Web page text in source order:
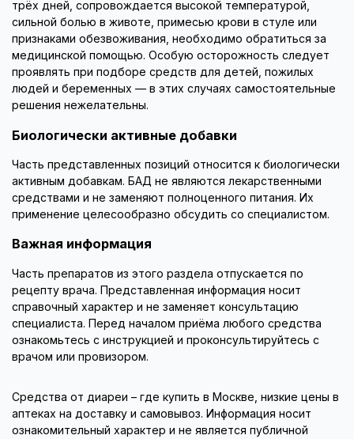
трёх дней, сопровождается высокой температурой,
сильной болью в животе, примесью крови в стуле или
признаками обезвоживания, необходимо обратиться за
медицинской помощью. Особую осторожность следует
проявлять при подборе средств для детей, пожилых
людей и беременных — в этих случаях самостоятельные
решения нежелательны.
Биологически активные добавки
Часть представленных позиций относится к биологически
активным добавкам. БАД не являются лекарственными
средствами и не заменяют полноценного питания. Их
применение целесообразно обсудить со специалистом.
Важная информация
Часть препаратов из этого раздела отпускается по
рецепту врача. Представленная информация носит
справочный характер и не заменяет консультацию
специалиста. Перед началом приёма любого средства
ознакомьтесь с инструкцией и проконсультируйтесь с
врачом или провизором.
Средства от диареи – где купить в Москве, низкие цены в
аптеках на доставку и самовывоз. Информация носит
ознакомительный характер и не является публичной